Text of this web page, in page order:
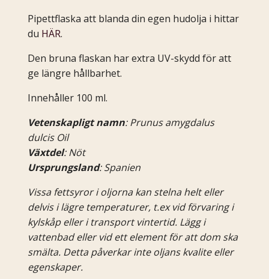
Pipettflaska att blanda din egen hudolja i hittar
du HÄR.
Den bruna flaskan har extra UV-skydd för att
ge längre hållbarhet.
Innehåller 100 ml.
Vetenskapligt namn: Prunus amygdalus
dulcis Oil
Växtdel: Nöt
Ursprungsland: Spanien
Vissa fettsyror i oljorna kan stelna helt eller
delvis i lägre temperaturer, t.ex vid förvaring i
kylskåp eller i transport vintertid. Lägg i
vattenbad eller vid ett element för att dom ska
smälta. Detta påverkar inte oljans kvalite eller
egenskaper.